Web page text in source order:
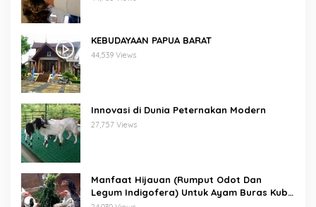
KEBUDAYAAN PAPUA BARAT
44,539 Views
Innovasi di Dunia Peternakan Modern
27,757 Views
Manfaat Hijauan (Rumput Odot Dan
Legum Indigofera) Untuk Ayam Buras Kub
Dan Sensi